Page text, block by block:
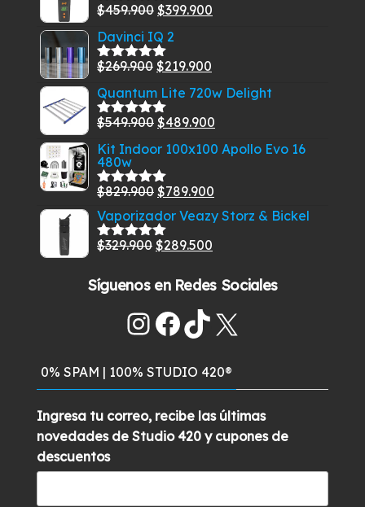
Valorado
5
$459.900 El
precio
original
era:
$459.900.
$399.900
$399.900.
Davinci IQ 2
Valorado
5
$269.900 El
precio
original
era:
$269.900.
$219.900
precio
es:
$219.900.
Quantum Lite 720w Delight
Valorado
5
$549.900 El
precio
era:
$549.900.
$489.900
precio
Kit Indoor 100x100 Apollo Evo 16
480w
Valorado
con
5.00
de
5
$829.900 El
precio
original
era:
$789.900
precio
Vaporizador Veazy Storz & Bickel
Valorado
5
$329.900 El
original
$329.900.
$289.500
actual
$289.500.
Síguenos en Redes Sociales
Instagram
Facebook
TikTok
X
0% SPAM | 100% STUDIO 420®
Ingresa tu correo, recibe las últimas
novedades de Studio 420 y cupones de
descuentos